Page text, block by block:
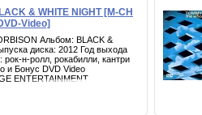
& WHITE NIGHT [M-CH
Video]
Альбом: BLACK &
диска: 2012 Год выхода
н-ролл, рокабилли, кантри
и Бонус DVD Video
ENTERTAINMENT